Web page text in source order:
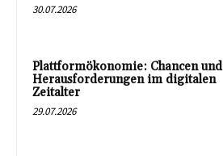
30.07.2026
Plattformökonomie: Chancen und
Herausforderungen im digitalen
Zeitalter
29.07.2026